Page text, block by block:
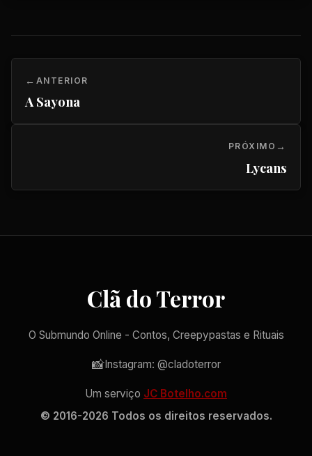
ANTERIOR
A Sayona
PRÓXIMO
Lycans
Clã do Terror
O Submundo Online - Contos, Creepypastas e Rituais
📸Instagram: @cladoterror
Um serviço JC Botelho.com
© 2016-2026 Todos os direitos reservados.